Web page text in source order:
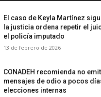
El caso de Keyla Martínez
la justicia ordena repetir el
el policía imputado
13 de febrero de 2026
CONADEH recomienda no
mensajes de odio a pocos
elecciones internas